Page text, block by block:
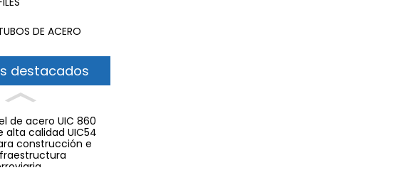
DE ACERO
destacados
de acero UIC 860
alta calidad UIC54
construcción e